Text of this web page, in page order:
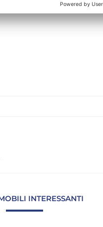
INTERESSANTI